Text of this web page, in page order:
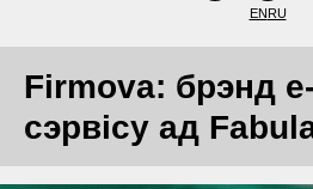
ENRU
Firmova: брэнд
сэрвісу ад